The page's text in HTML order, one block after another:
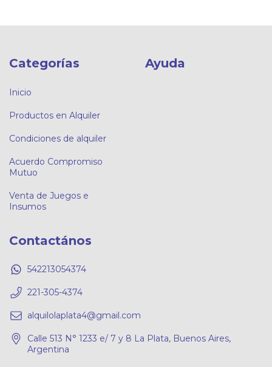
Categorías
Inicio
Productos en Alquiler
Condiciones de alquiler
Acuerdo Compromiso
Mutuo
Venta de Juegos e
Insumos
Ayuda
Contactános
542213054374
221-305-4374
alquilolaplata4@gmail.com
Calle 513 N° 1233 e/ 7 y 8 La Plata, Buenos Aires,
Argentina